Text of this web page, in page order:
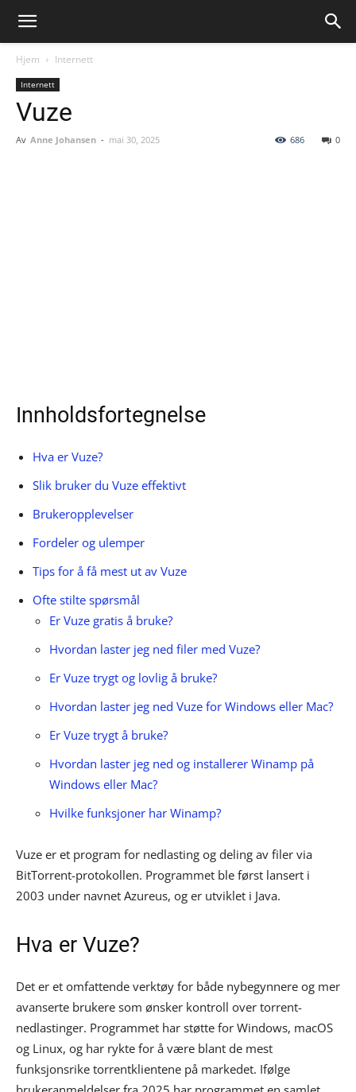
Hjem Internett
Internett
Vuze
Av Anne Johansen - mai 30, 2025 0
686
Innholdsfortegnelse
Hva er Vuze?
Slik bruker du Vuze effektivt
Brukeropplevelser
Fordeler og ulemper
Tips for å få mest ut av Vuze
Ofte stilte spørsmål
Er Vuze gratis å bruke?
Hvordan laster jeg ned filer med Vuze?
Er Vuze trygt og lovlig å bruke?
Hvordan laster jeg ned Vuze for Windows eller Mac?
Er Vuze trygt å bruke?
Hvordan laster jeg ned og installerer Winamp på
Windows eller Mac?
Hvilke funksjoner har Winamp?
Vuze er et program for nedlasting og deling av filer via
BitTorrent-protokollen. Programmet ble først lansert i
2003 under navnet Azureus, og er utviklet i Java.
Hva er Vuze?
Det er et omfattende verktøy for både nybegynnere og mer
avanserte brukere som ønsker kontroll over torrent-
nedlastinger. Programmet har støtte for Windows, macOS
og Linux, og har rykte for å være blant de mest
funksjonsrike torrentklientene på markedet. Ifølge